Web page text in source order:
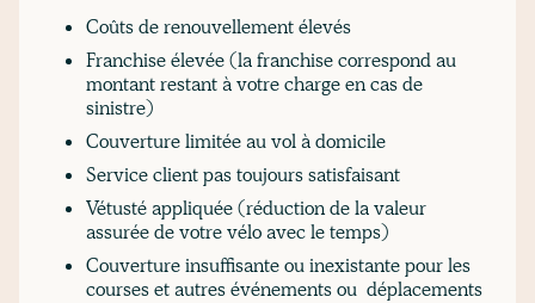
Coûts de renouvellement élevés
Franchise élevée (la franchise correspond au
montant restant à votre charge en cas de
sinistre)
Couverture limitée au vol à domicile
Service client pas toujours satisfaisant
Vétusté appliquée (réduction de la valeur
assurée de votre vélo avec le temps)
Couverture insuffisante ou inexistante pour les
courses et autres événements ou déplacements